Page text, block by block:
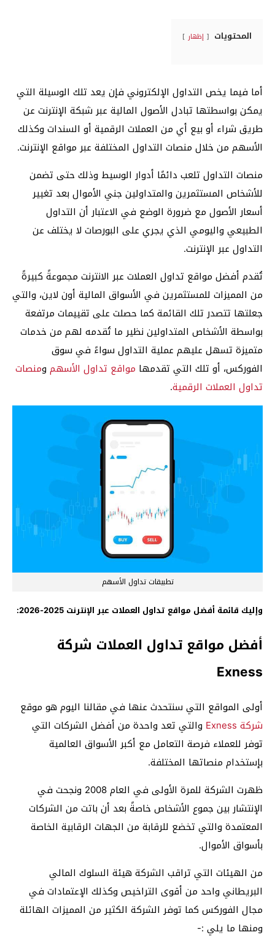
المحتويات إظهار
أما فيما يخص التداول الإلكتروني فإن يعد تلك الوسيلة التي
يمكن بواسطتها تبادل الأصول المالية عبر شبكة الإنترنت عن
طريق شراء أو بيع أي من العملات الرقمية أو السندات وكذلك
الأسهم من خلال منصات التداول المختلفة عبر مواقع الإنترنت.
منصات التداول تلعب دائمًا أدوار الوسيط وذلك حتى تضمن
للأشخاص المستثمرين والمتداولين جني الأموال بعد تغيير
أسعار الأصول مع ضرورة الوضع في الاعتبار أن التداول
الطبيعي واليومي الذي يجري على البورصات لا يختلف عن
التداول عبر الإنترنت.
تُقدم أفضل مواقع تداول العملات عبر الانترنت مجموعةً كبيرةً
من المميزات للمستثمرين في الأسواق المالية أون لاين، والتي
جعلتها تتصدر تلك القائمة كما حصلت على تقييمات مرتفعة
بواسطة الأشخاص المتداولين نظير ما تُقدمه لهم من خدمات
متميزة تسهل عليهم عملية التداول سواءً في سوق
الفوركس، أو تلك التي تقدمها مواقع تداول الأسهم ومنصات
تداول العملات الرقمية.
تطبيقات تداول الأسهم
وإليك قائمة أفضل مواقع تداول العملات عبر الإنترنت 2025-2026:
أفضل مواقع تداول العملات شركة
Exness
أولى المواقع التي سنتحدث عنها في مقالنا اليوم هو موقع
شركة Exness
والتي تعد واحدة من أفضل الشركات التي
توفر للعملاء فرصة التعامل مع أكبر الأسواق العالمية
بإستخدام منصاتها المختلفة.
ظهرت الشركة للمرة الأولى في العام 2008 ونجحت في
الإنتشار بين جموع الأشخاص خاصةً بعد أن باتت من الشركات
المعتمدة والتي تخضع للرقابة من الجهات الرقابية الخاصة
بأسواق الأموال.
من الهيئات التي تراقب الشركة هيئة السلوك المالي
البريطاني واحد من أقوى التراخيص وكذلك الإعتمادات في
مجال الفوركس كما توفر الشركة الكثير من المميزات الهائلة
ومنها ما يلي :-